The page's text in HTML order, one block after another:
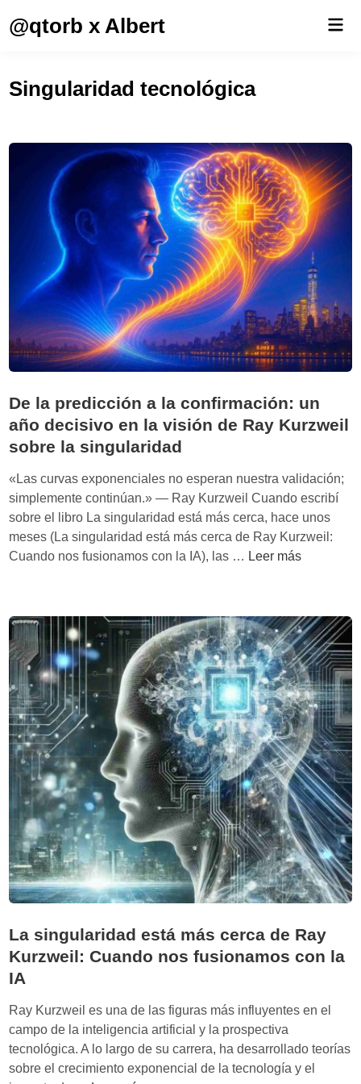
@qtorb x Albert
Singularidad tecnológica
De la predicción a la confirmación: un
año decisivo en la visión de Ray Kurzweil
sobre la singularidad
«Las curvas exponenciales no esperan nuestra validación;
simplemente continúan.» — Ray Kurzweil Cuando escribí
sobre el libro La singularidad está más cerca, hace unos
meses (La singularidad está más cerca de Ray Kurzweil:
Cuando nos fusionamos con la IA), las … D
a
p
r
e
d
i
c
c
i
ó
n
a
l
a
c
o
f
i
c
Leer más
La singularidad está más cerca de Ray
Kurzweil: Cuando nos fusionamos con la
IA
Ray Kurzweil es una de las figuras más influyentes en el
campo de la inteligencia artificial y la prospectiva
tecnológica. A lo largo de su carrera, ha desarrollado teorías
sobre el crecimiento exponencial de la tecnología y el